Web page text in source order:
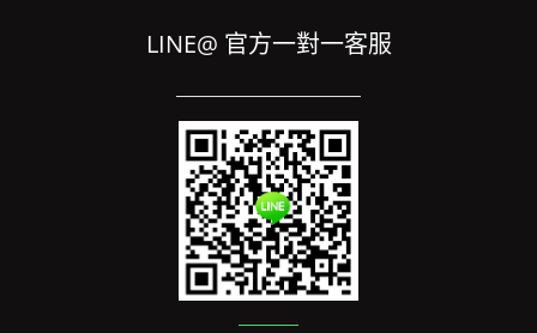
LINE@ 官方一對一客服